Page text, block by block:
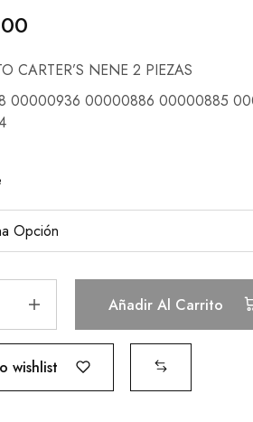
CARTER’S NENE 2 PIEZAS
00000936 00000886 00000885
Añadir Al Carrito
wishlist